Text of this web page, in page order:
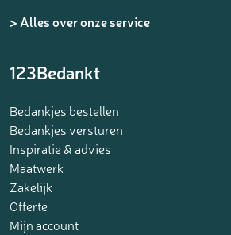
> Alles over onze service
123Bedankt
Bedankjes bestellen
Bedankjes versturen
Inspiratie & advies
Maatwerk
Zakelijk
Offerte
Mijn account